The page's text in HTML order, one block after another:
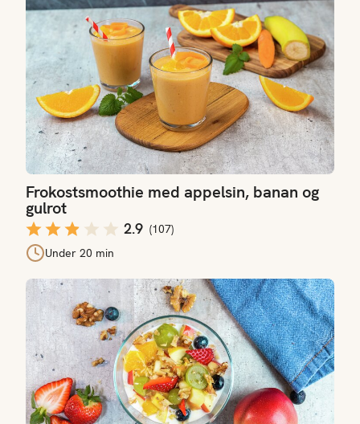
Frokostsmoothie med appelsin, banan og
gulrot
2.9 (107)
Under 20 min
Frokost med yoghurt, frukt og bær